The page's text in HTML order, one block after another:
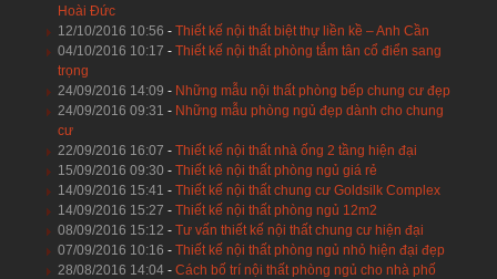
Hoài Đức
12/10/2016 10:56 - Thiết kế nội thất biệt thự liền kề – Anh Cần
04/10/2016 10:17 - Thiết kế nội thất phòng tắm tân cổ điển sang
trọng
24/09/2016 14:09 - Những mẫu nội thất phòng bếp chung cư đẹp
24/09/2016 09:31 - Những mẫu phòng ngủ đẹp dành cho chung
cư
22/09/2016 16:07 - Thiết kế nội thất nhà ống 2 tầng hiện đại
15/09/2016 09:30 - Thiết kê nội thất phòng ngủ giá rẻ
14/09/2016 15:41 - Thiết kế nội thất chung cư Goldsilk Complex
14/09/2016 15:27 - Thiết kế nội thất phòng ngủ 12m2
08/09/2016 15:12 - Tư vấn thiết kế nội thất chung cư hiện đại
07/09/2016 10:16 - Thiết kế nội thất phòng ngủ nhỏ hiện đại đẹp
28/08/2016 14:04- Cách bố trí nội thất phòng ngủ cho nhà phố